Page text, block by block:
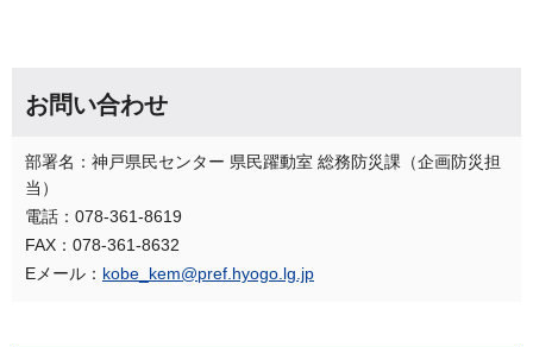
お問い合わせ
部署名：神戸県民センター 県民躍動室 総務防災課（企画防災担
当）
電話：078-361-8619
FAX：078-361-8632
Eメール： kobe_kem@pref.hyogo.lg.jp